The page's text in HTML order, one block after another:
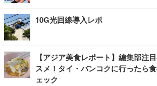
10G光回線導入レポ
【アジア美食レポート】編集部注
スメ！タイ・バンコクに行ったら
ェック